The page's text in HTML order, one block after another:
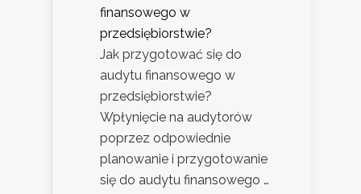
finansowego w
przedsiębiorstwie?
Jak przygotować się do
audytu finansowego w
przedsiębiorstwie?
Wpłynięcie na audytorów
poprzez odpowiednie
planowanie i przygotowanie
się do audytu finansowego …